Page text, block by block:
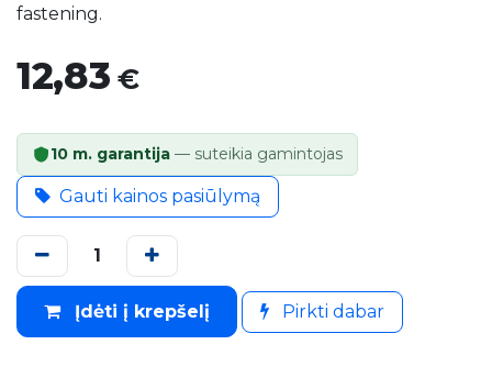
fastening.
12,83 €
10 m. garantija — suteikia gamintojas
Gauti kainos pasiūlymą
Įdėti į krepšelį Pirkti dabar